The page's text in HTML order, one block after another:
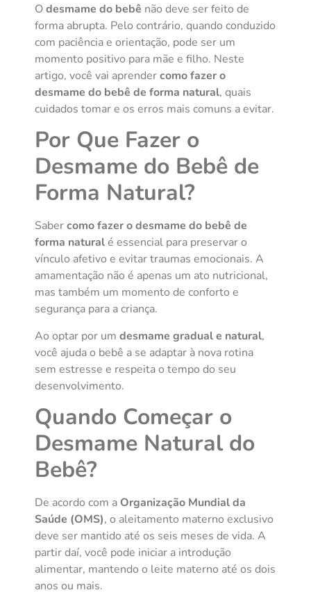
Odesmame do bebê não deve ser feito de
forma abrupta. Pelo contrário, quando conduzido
com paciência e orientação, pode ser um
momento positivo para mãe e filho. Neste
artigo, você vai aprendercomo fazer o
desmame do bebê de forma natural, quais
cuidados tomar e os erros mais comuns a evitar.
Por Que Fazer o
Desmame do Bebê de
Forma Natural?
Sabercomo fazer o desmame do bebê de
forma naturalé essencial para preservar o
vínculo afetivo e evitar traumas emocionais. A
amamentação não é apenas um ato nutricional,
mas também um momento de conforto e
segurança para a criança.
Ao optar por um desmame gradual e natural,
você ajuda o bebê a se adaptar à nova rotina
sem estresse e respeita o tempo do seu
desenvolvimento.
Quando Começar o
Desmame Natural do
Bebê?
De acordo com a Organização Mundial da
Saúde (OMS), o aleitamento materno exclusivo
deve ser mantido até os seis meses de vida. A
partir daí, você pode iniciar a introdução
alimentar, mantendo o leite materno até os dois
anos ou mais.